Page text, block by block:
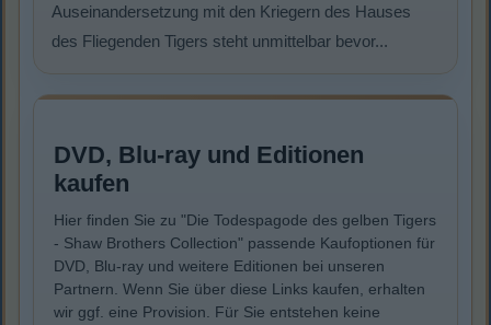
Auseinandersetzung mit den Kriegern des Hauses
des Fliegenden Tigers steht unmittelbar bevor...
DVD, Blu-ray und Editionen
kaufen
Hier finden Sie zu "Die Todespagode des gelben Tigers
- Shaw Brothers Collection" passende Kaufoptionen für
DVD, Blu-ray und weitere Editionen bei unseren
Partnern. Wenn Sie über diese Links kaufen, erhalten
wir ggf. eine Provision. Für Sie entstehen keine